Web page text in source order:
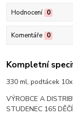
Hodnocení 0
Komentáře 0
Kompletní
330 ml, podtácek
VÝROBCE A
STUDENEC 165